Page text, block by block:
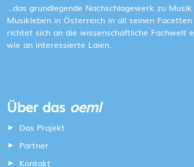
...das grundlegende Nachschlagewerk zu
Musikleben in Österreich in all seinen Facetten
richtet sich an die wissenschaftliche Fachwelt
wie an interessierte Laien.
Über das oeml
Das Projekt
Partner
Kontakt